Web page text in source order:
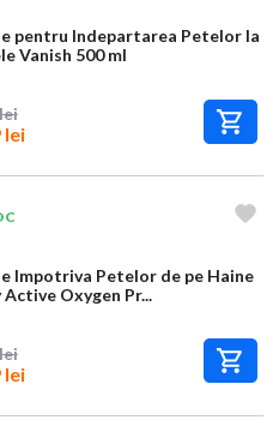
pentru Indepartarea Petelor la
Vanish 500 ml
lei
Impotriva Petelor de pe Haine
Oxygen Pr...
lei